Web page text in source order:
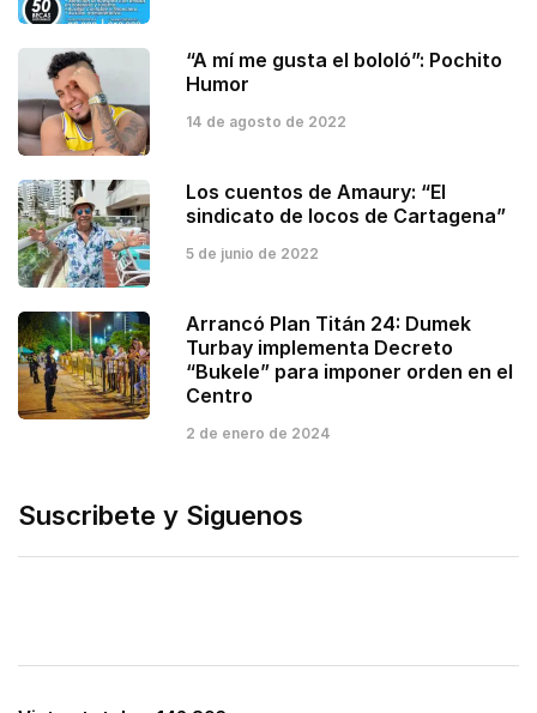
“A mí me gusta el bololó”: Pochito
Humor
14 de agosto de 2022
Los cuentos de Amaury: “El
sindicato de locos de Cartagena”
5 de junio de 2022
Arrancó Plan Titán 24: Dumek
Turbay implementa Decreto
“Bukele” para imponer orden en el
Centro
2 de enero de 2024
Suscribete y Siguenos